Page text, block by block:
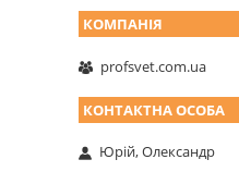
profsvet.com.ua
Юрій, Олександр